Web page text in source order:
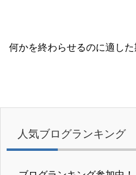
何かを終わらせるのに適
人気ブログランキング